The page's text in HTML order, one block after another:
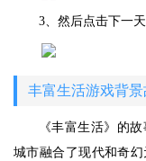
3、然后点击下一天
丰富生活游戏背
《丰富生活》的
城市融合了现代和奇